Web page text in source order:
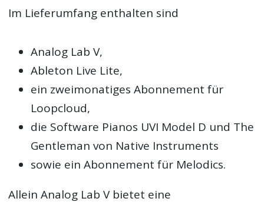
Im Lieferumfang enthalten sind
Analog Lab V,
Ableton Live Lite,
ein zweimonatiges Abonnement für
Loopcloud,
die Software Pianos UVI Model D und The
Gentleman von Native Instruments
sowie ein Abonnement für Melodics.
Allein Analog Lab V bietet eine